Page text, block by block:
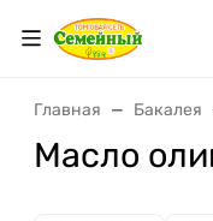
Главная Бакалея
Масло